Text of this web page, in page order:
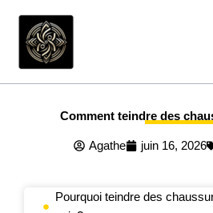
contenu
Comment teindre des
Agathe juin 16, 2026
Pourquoi teindre des